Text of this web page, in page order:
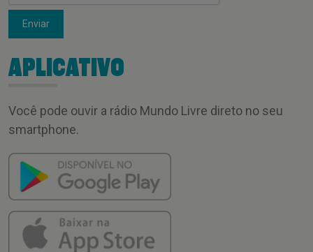
Enviar
APLICATIVO
Você pode ouvir a rádio Mundo Livre direto no seu
smartphone.